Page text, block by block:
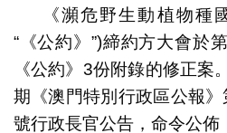
《瀕危野生動植物種
“《公約》”)締約方大會於
《公約》3份附錄的修正
期《澳門特別行政區公報
號行政長官公告，命令公佈